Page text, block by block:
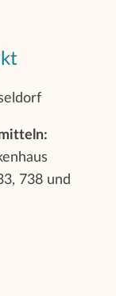
738 und